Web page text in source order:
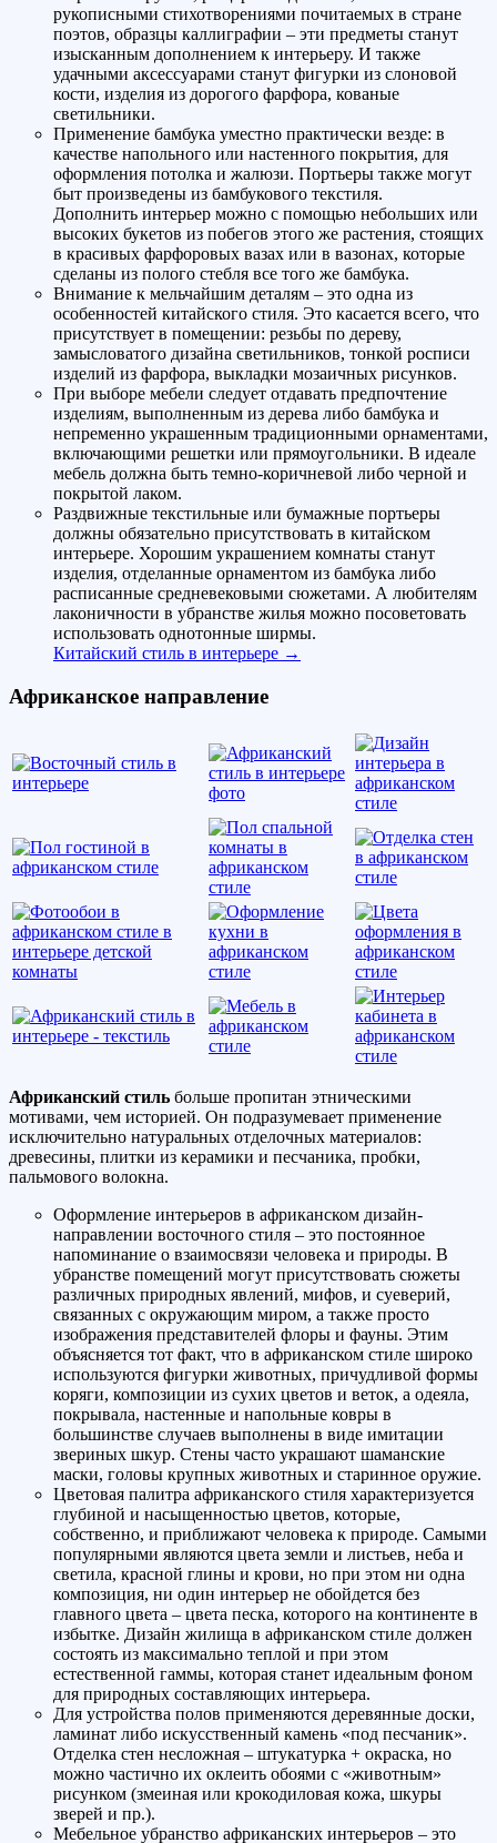
рукописными стихотворениями почитаемых в стране
поэтов, образцы каллиграфии – эти предметы станут
изысканным дополнением к интерьеру. И также
удачными аксессуарами станут фигурки из слоновой
кости, изделия из дорогого фарфора, кованые
светильники.
Применение бамбука уместно практически везде: в
качестве напольного или настенного покрытия, для
оформления потолка и жалюзи. Портьеры также могут
быт произведены из бамбукового текстиля.
Дополнить интерьер можно с помощью небольших или
высоких букетов из побегов этого же растения, стоящих
в красивых фарфоровых вазах или в вазонах, которые
сделаны из полого стебля все того же бамбука.
Внимание к мельчайшим деталям – это одна из
особенностей китайского стиля. Это касается всего, что
присутствует в помещении: резьбы по дереву,
замысловатого дизайна светильников, тонкой росписи
изделий из фарфора, выкладки мозаичных рисунков.
При выборе мебели следует отдавать предпочтение
изделиям, выполненным из дерева либо бамбука и
непременно украшенным традиционными орнаментами,
включающими решетки или прямоугольники. В идеале
мебель должна быть темно-коричневой либо черной и
покрытой лаком.
Раздвижные текстильные или бумажные портьеры
должны обязательно присутствовать в китайском
интерьере. Хорошим украшением комнаты станут
изделия, отделанные орнаментом из бамбука либо
расписанные средневековыми сюжетами. А любителям
лаконичности в убранстве жилья можно посоветовать
использовать однотонные ширмы.
Китайский стиль в интерьере →
Африканское направление
Африканский стиль больше пропитан этническими
мотивами, чем историей. Он подразумевает применение
исключительно натуральных отделочных материалов:
древесины, плитки из керамики и песчаника, пробки,
пальмового волокна.
Оформление интерьеров в африканском дизайн-
направлении восточного стиля – это постоянное
напоминание о взаимосвязи человека и природы. В
убранстве помещений могут присутствовать сюжеты
различных природных явлений, мифов, и суеверий,
связанных с окружающим миром, а также просто
изображения представителей флоры и фауны. Этим
объясняется тот факт, что в африканском стиле широко
используются фигурки животных, причудливой формы
коряги, композиции из сухих цветов и веток, а одеяла,
покрывала, настенные и напольные ковры в
большинстве случаев выполнены в виде имитации
звериных шкур. Стены часто украшают шаманские
маски, головы крупных животных и старинное оружие.
Цветовая палитра африканского стиля характеризуется
глубиной и насыщенностью цветов, которые,
собственно, и приближают человека к природе. Самыми
популярными являются цвета земли и листьев, неба и
светила, красной глины и крови, но при этом ни одна
композиция, ни один интерьер не обойдется без
главного цвета – цвета песка, которого на континенте в
избытке. Дизайн жилища в африканском стиле должен
состоять из максимально теплой и при этом
естественной гаммы, которая станет идеальным фоном
для природных составляющих интерьера.
Для устройства полов применяются деревянные доски,
ламинат либо искусственный камень «под песчаник».
Отделка стен несложная – штукатурка + окраска, но
можно частично их оклеить обоями с «животным»
рисунком (змеиная или крокодиловая кожа, шкуры
зверей и пр.).
Мебельное убранство африканских интерьеров – это